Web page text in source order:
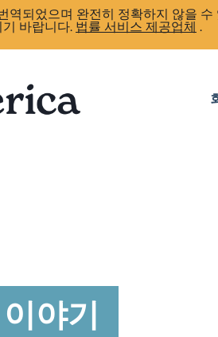
역되었으며 완전히 정확하지 않을
바랍니다. 법률 서비스 제공업체 .
야기